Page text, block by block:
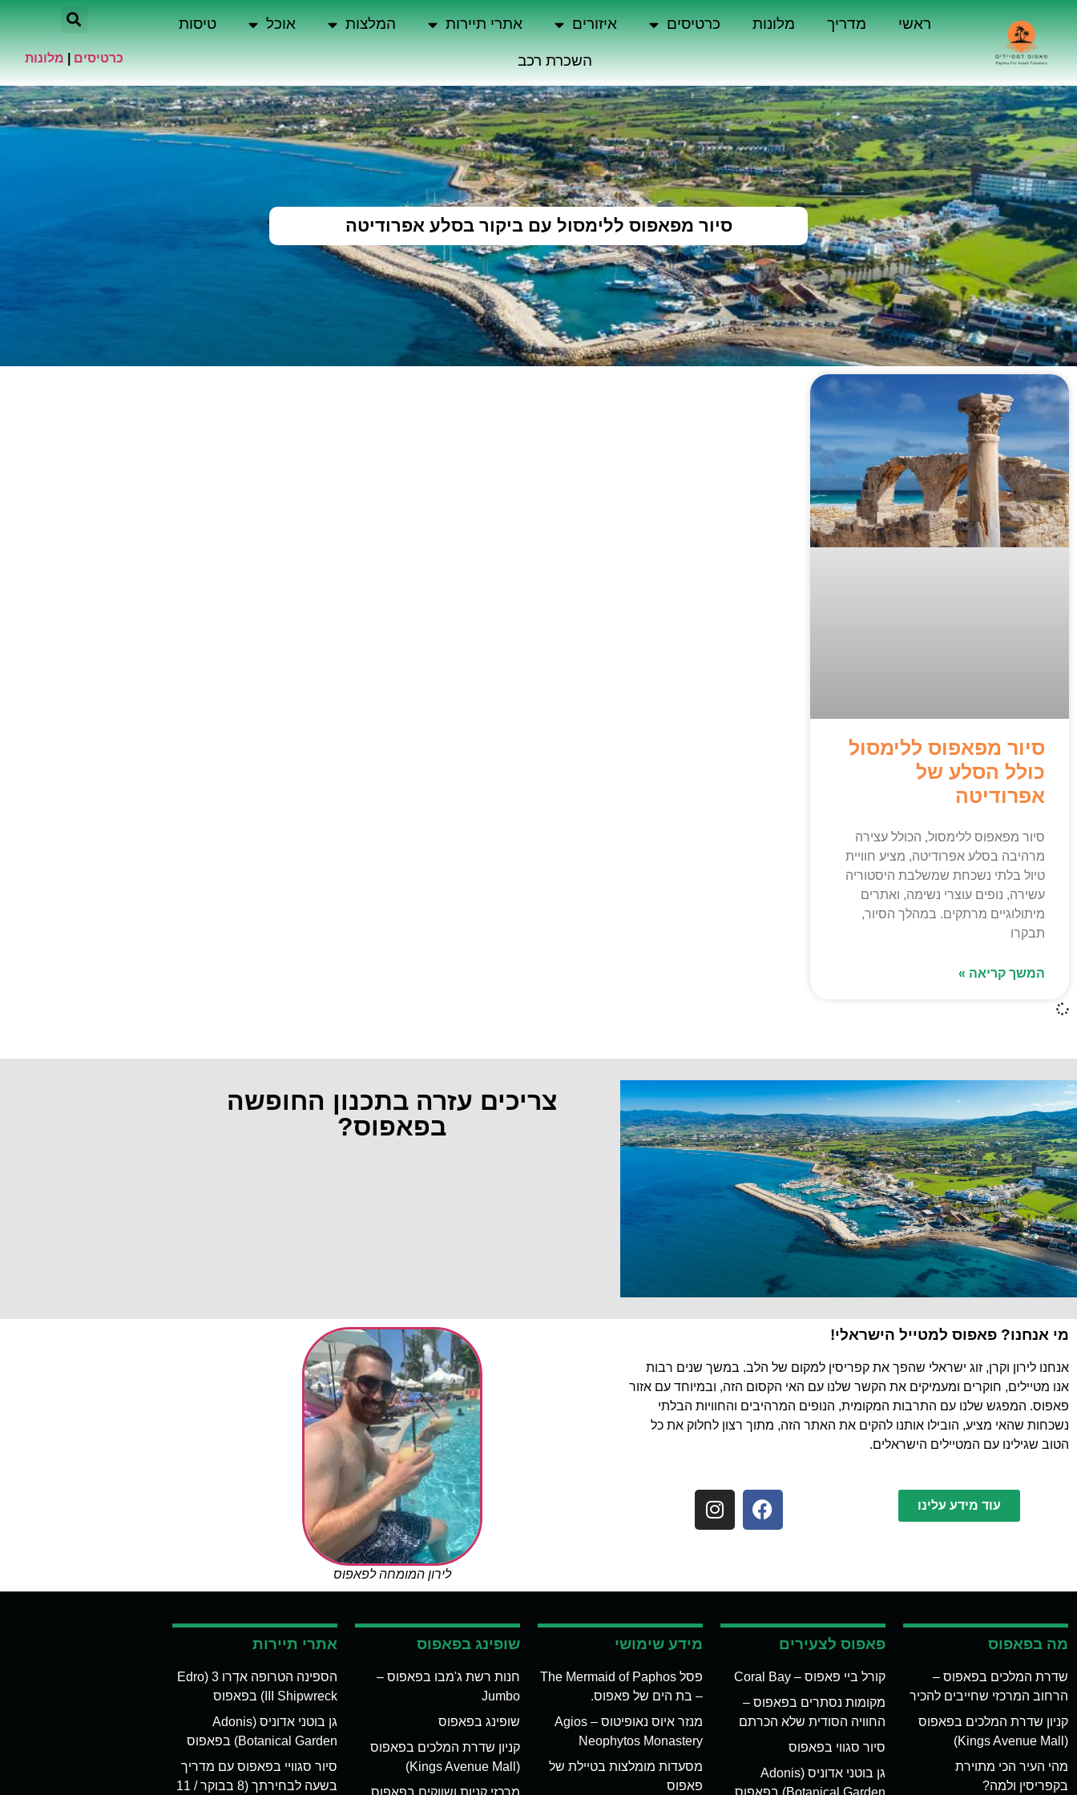
ראשי מדריך מלונות כרטיסים איזורים אתרי תיירות המלצות אוכל טיסות
השכרת רכב כרטיסים מלונות
סיור מפאפוס ללימסול עם ביקור בסלע אפרודיטה
סיור מפאפוס ללימסול
כולל הסלע של
אפרודיטה
סיור מפאפוס ללימסול, הכולל עצירה
מרהיבה בסלע אפרודיטה, מציע חוויית
טיול בלתי נשכחת שמשלבת היסטוריה
עשירה, נופים עוצרי נשימה, ואתרים
מיתולוגיים מרתקים. במהלך הסיור,
תבקרו
המשך קריאה »
צריכים עזרה בתכנון החופשה
בפאפוס?
מי אנחנו? פאפוס למטייל הישראלי!
אנחנו לירון וקרן, זוג ישראלי שהפך את קפריסין למקום של הלב. במשך שנים רבות
אנו מטיילים, חוקרים ומעמיקים את הקשר שלנו עם האי הקסום הזה, ובמיוחד עם אזור
פאפוס. המפגש שלנו עם התרבות המקומית, הנופים המרהיבים והחוויות הבלתי
נשכחות שהאי מציע, הובילו אותנו להקים את האתר הזה, מתוך רצון לחלוק את כל
הטוב שגילינו עם המטיילים הישראלים.
עוד מידע עלינו
לירון המומחה לפאפוס
מה בפאפוס
שדרת המלכים בפאפוס –
הרחוב המרכזי שחייבים להכיר
קניון שדרת המלכים בפאפוס
(Kings Avenue Mall)
מהי העיר הכי מתוירת
בקפריסין ולמה?
פאפוס לצעירים
קורל ביי פאפוס – Coral Bay
מקומות נסתרים בפאפוס –
החוויה הסודית שלא הכרתם
סיור סגווי בפאפוס
גן בוטני אדוניס (Adonis
מידע שימושי
פסל The Mermaid of Paphos
– בת הים של פאפוס.
מנזר איוס נאופיטוס – Agios
Neophytos Monastery
מסעדות מומלצות בטיילת של
פאפוס
שופינג בפאפוס
חנות רשת ג'מבו בפאפוס –
Jumbo
שופינג בפאפוס
קניון שדרת המלכים בפאפוס
(Kings Avenue Mall)
אתרי תיירות
הספינה הטרופה אדְרו 3 (Edro
III Shipwreck) בפאפוס
גן בוטני אדוניס (Adonis
Botanical Garden) בפאפוס
סיור סגוויי בפאפוס עם מדריך
בשעה לבחירתך (8 בבוקר / 11